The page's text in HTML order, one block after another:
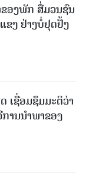
ອງພັກ ສື່ມວນຊົນ
ຂງ ຢ່າງບໍ່ຢຸດຢັ້ງ
ເຊື່ອມຊຶມມະຕິວ່າ
ານນຳພາຂອງ